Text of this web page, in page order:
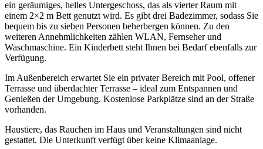
ein geräumiges, helles Untergeschoss, das als vierter Raum mit
einem 2×2 m Bett genutzt wird. Es gibt drei Badezimmer, sodass Sie
bequem bis zu sieben Personen beherbergen können. Zu den
weiteren Annehmlichkeiten zählen WLAN, Fernseher und
Waschmaschine. Ein Kinderbett steht Ihnen bei Bedarf ebenfalls zur
Verfügung.
Im Außenbereich erwartet Sie ein privater Bereich mit Pool, offener
Terrasse und überdachter Terrasse – ideal zum Entspannen und
Genießen der Umgebung. Kostenlose Parkplätze sind an der Straße
vorhanden.
Haustiere, das Rauchen im Haus und Veranstaltungen sind nicht
gestattet. Die Unterkunft verfügt über keine Klimaanlage.